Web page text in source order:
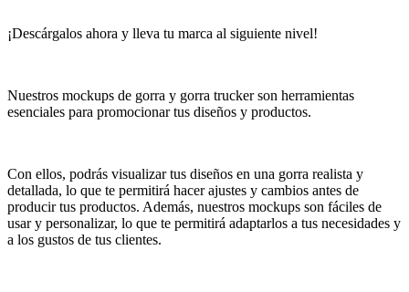
¡Descárgalos ahora y lleva tu marca al siguiente nivel!
Nuestros mockups de gorra y gorra trucker son herramientas
esenciales para promocionar tus diseños y productos.
Con ellos, podrás visualizar tus diseños en una gorra realista y
detallada, lo que te permitirá hacer ajustes y cambios antes de
producir tus productos. Además, nuestros mockups son fáciles de
usar y personalizar, lo que te permitirá adaptarlos a tus necesidades y
a los gustos de tus clientes.